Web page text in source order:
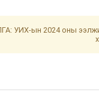
УИХ-ын 2024 оны